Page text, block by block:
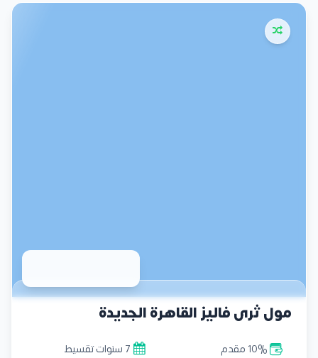
مول ثري فاليز القاهرة الجديدة
10% مقدم 7 سنوات تقسيط